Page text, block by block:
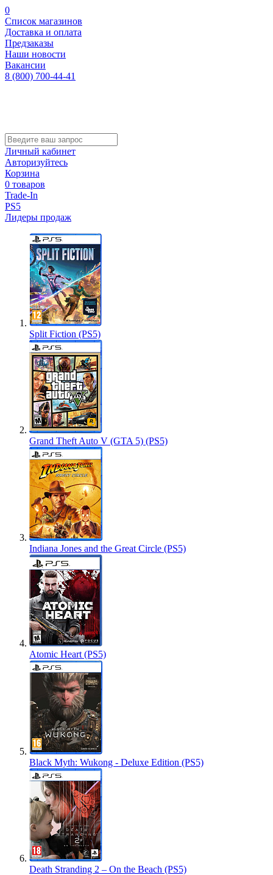
0
Список магазинов
Доставка и оплата
Предзаказы
Наши новости
Вакансии
8 (800) 700-44-41
Личный кабинет
Авторизуйтесь
Корзина
0 товаров
Trade-In
PS5
Лидеры продаж
Split Fiction (PS5)
Grand Theft Auto V (GTA 5) (PS5)
Indiana Jones and the Great Circle (PS5)
Atomic Heart (PS5)
Black Myth: Wukong - Deluxe Edition (PS5)
Death Stranding 2 – On the Beach (PS5)